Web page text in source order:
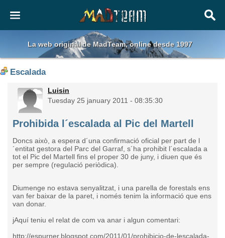
La web original de MadTeam, online desde 1997
Escalada
Luisin
Tuesday 25 january 2011 - 08:35:30
Prohibida l´escalada al Pic del Martell
Doncs això, a espera d´una confirmació oficial per part de l
´entitat gestora del Parc del Garraf, s´ha prohibit l´escalada a
tot el Pic del Martell fins el proper 30 de juny, i diuen que és
per sempre (regulació periòdica).
Diumenge no estava senyalitzat, i una parella de forestals ens
van fer baixar de la paret, i només tenim la informació que ens
van donar.
jAquí teniu el relat de com va anar i algun comentari:
http://espurner.blogspot.com/2011/01/prohibicio-de-lescalada-